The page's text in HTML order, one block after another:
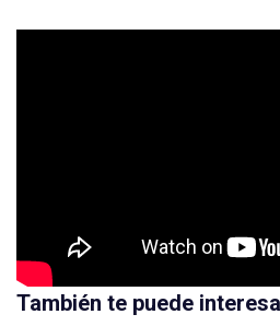
También te puede